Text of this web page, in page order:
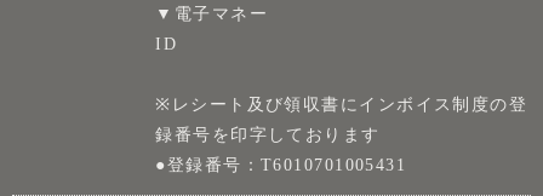
▼電子マネー
ID
※レシート及び領収書にインボイス制度の登
録番号を印字しております
●登録番号：T6010701005431